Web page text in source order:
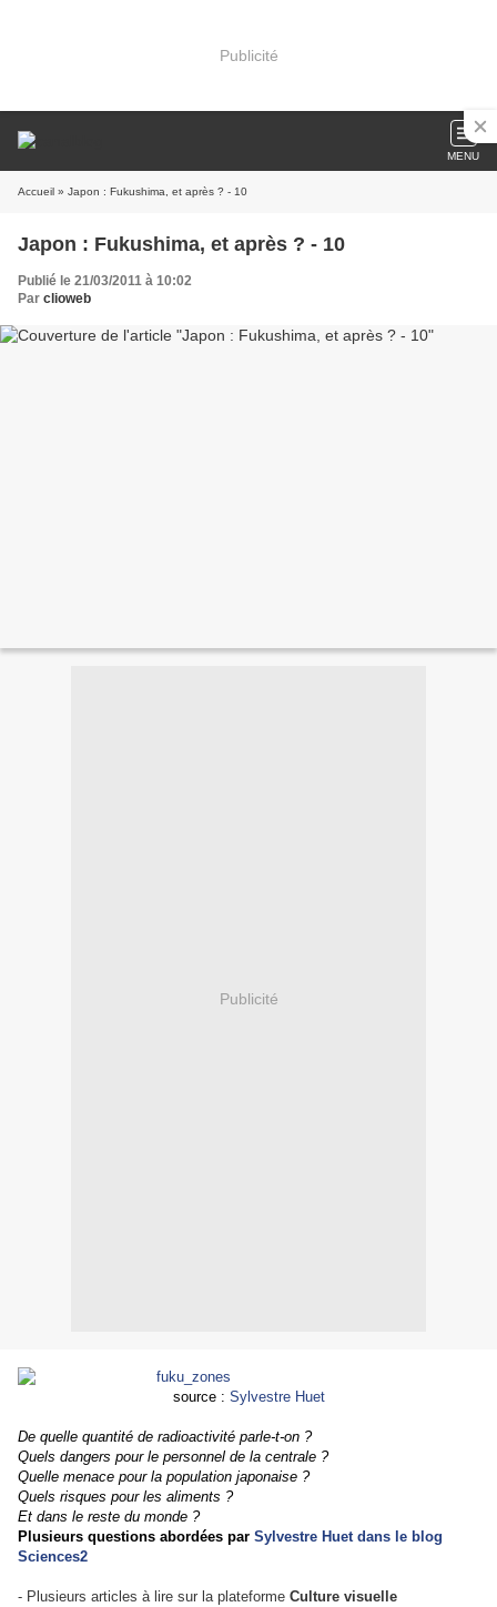
Publicité
MENU
Accueil » Japon : Fukushima, et après ? - 10
Japon : Fukushima, et après ? - 10
Publié le 21/03/2011 à 10:02
Par clioweb
Publicité
source : Sylvestre Huet
De quelle quantité de radioactivité parle-t-on ?
Quels dangers pour le personnel de la centrale ?
Quelle menace pour la population japonaise ?
Quels risques pour les aliments ?
Et dans le reste du monde ?
Plusieurs questions abordées par Sylvestre Huet dans le blog
Sciences2
- Plusieurs articles à lire sur la plateforme Culture visuelle